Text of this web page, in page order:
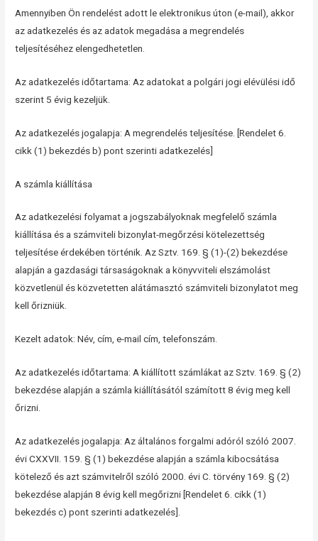
Amennyiben Ön rendelést adott le elektronikus úton (e-mail), akkor
az adatkezelés és az adatok megadása a megrendelés
teljesítéséhez elengedhetetlen.
Az adatkezelés időtartama: Az adatokat a polgári jogi elévülési idő
szerint 5 évig kezeljük.
Az adatkezelés jogalapja: A megrendelés teljesítése. [Rendelet 6.
cikk (1) bekezdés b) pont szerinti adatkezelés]
A számla kiállítása
Az adatkezelési folyamat a jogszabályoknak megfelelő számla
kiállítása és a számviteli bizonylat-megőrzési kötelezettség
teljesítése érdekében történik. Az Sztv. 169. § (1)-(2) bekezdése
alapján a gazdasági társaságoknak a könyvviteli elszámolást
közvetlenül és közvetetten alátámasztó számviteli bizonylatot meg
kell őrizniük.
Kezelt adatok: Név, cím, e-mail cím, telefonszám.
Az adatkezelés időtartama: A kiállított számlákat az Sztv. 169. § (2)
bekezdése alapján a számla kiállításától számított 8 évig meg kell
őrizni.
Az adatkezelés jogalapja: Az általános forgalmi adóról szóló 2007.
évi CXXVII. 159. § (1) bekezdése alapján a számla kibocsátása
kötelező és azt számvitelről szóló 2000. évi C. törvény 169. § (2)
bekezdése alapján 8 évig kell megőrizni [Rendelet 6. cikk (1)
bekezdés c) pont szerinti adatkezelés].